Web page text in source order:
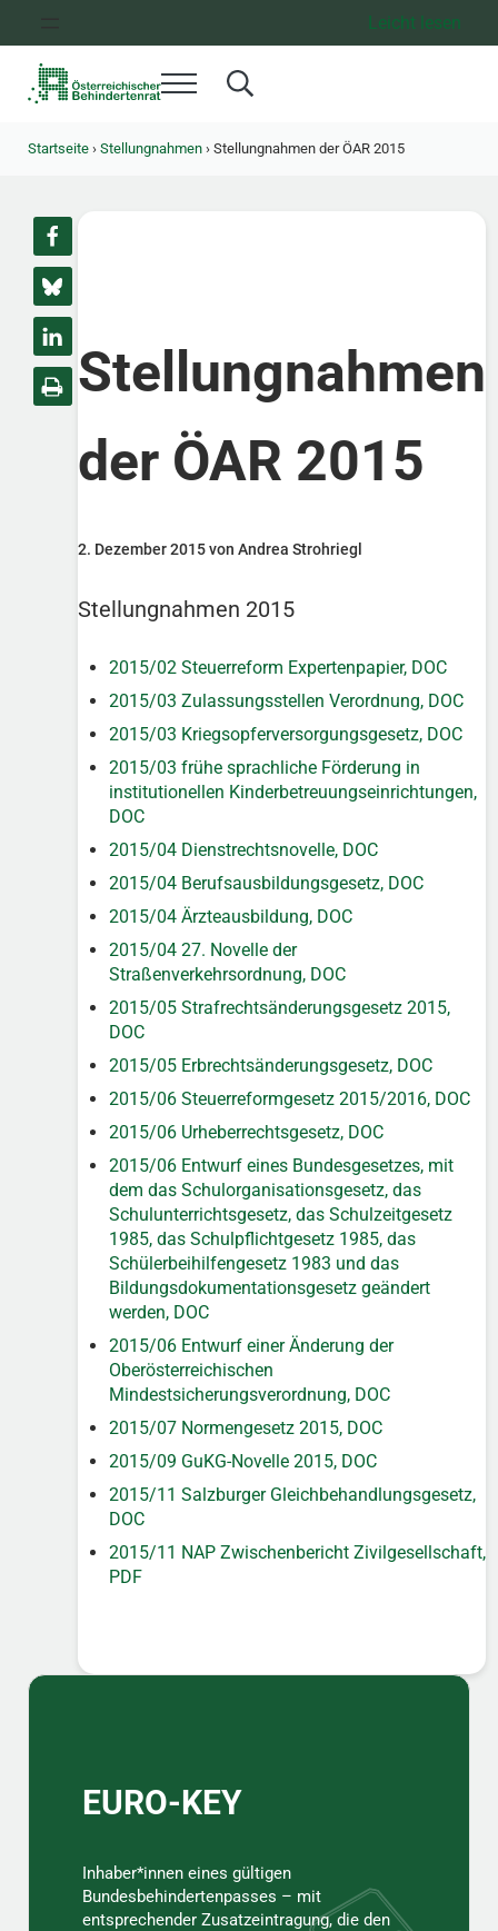
Leicht lesen
Menü Search...
Startseite › Stellungnahmen ›Stellungnahmen der ÖAR 2015
Stellungnahmen
der ÖAR 2015
2. Dezember 2015 von Andrea Strohriegl
Stellungnahmen 2015
2015/02 Steuerreform Expertenpapier, DOC
2015/03 Zulassungsstellen Verordnung, DOC
2015/03 Kriegsopferversorgungsgesetz, DOC
2015/03 frühe sprachliche Förderung in
institutionellen Kinderbetreuungseinrichtungen,
DOC
2015/04 Dienstrechtsnovelle, DOC
2015/04 Berufsausbildungsgesetz, DOC
2015/04 Ärzteausbildung, DOC
2015/04 27. Novelle der
Straßenverkehrsordnung, DOC
2015/05 Strafrechtsänderungsgesetz 2015,
DOC
2015/05 Erbrechtsänderungsgesetz, DOC
2015/06 Steuerreformgesetz 2015/2016, DOC
2015/06 Urheberrechtsgesetz, DOC
2015/06 Entwurf eines Bundesgesetzes, mit
dem das Schulorganisationsgesetz, das
Schulunterrichtsgesetz, das Schulzeitgesetz
1985, das Schulpflichtgesetz 1985, das
Schülerbeihilfengesetz 1983 und das
Bildungsdokumentationsgesetz geändert
werden, DOC
2015/06 Entwurf einer Änderung der
Oberösterreichischen
Mindestsicherungsverordnung, DOC
2015/07 Normengesetz 2015, DOC
2015/09 GuKG-Novelle 2015, DOC
2015/11 Salzburger Gleichbehandlungsgesetz,
DOC
2015/11 NAP Zwischenbericht Zivilgesellschaft,
PDF
Sidebar
EURO-KEY
Inhaber*innen eines gültigen
Bundesbehindertenpasses – mit
entsprechender Zusatzeintragung, die den